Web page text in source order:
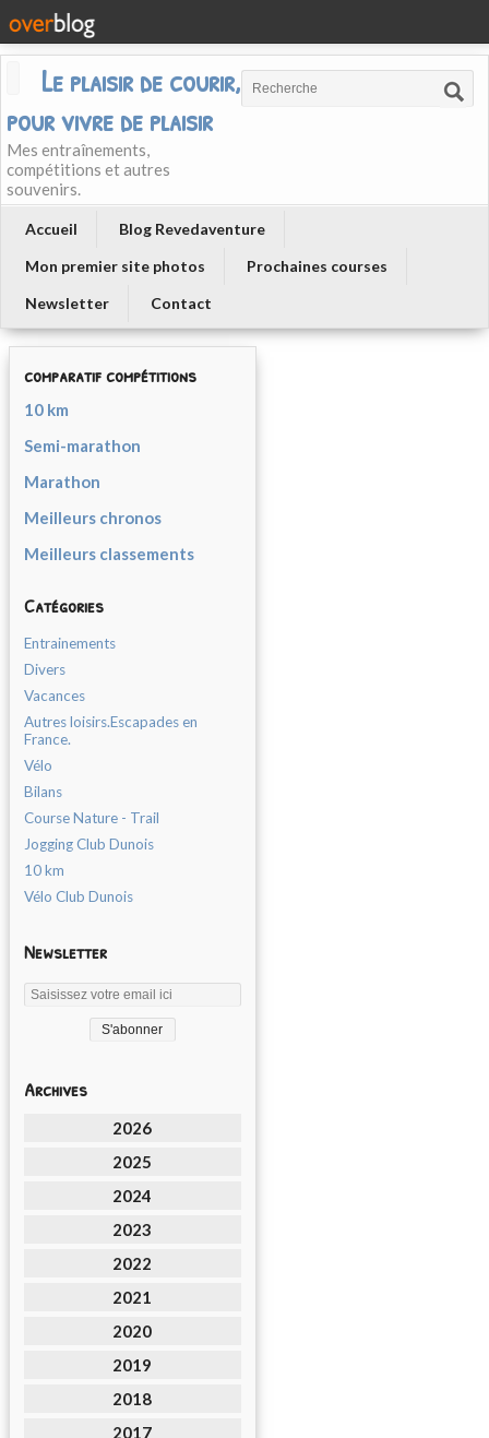
Le plaisir de courir, courir
pour vivre de plaisir
Mes entraînements,
compétitions et autres
souvenirs.
Accueil
Blog Revedaventure
Mon premier site photos
Prochaines courses
Newsletter
Contact
comparatif compétitions
10 km
Semi-marathon
Marathon
Meilleurs chronos
Meilleurs classements
Catégories
Entrainements
Divers
Vacances
Autres loisirs.Escapades en
France.
Vélo
Bilans
Course Nature - Trail
Jogging Club Dunois
10 km
Vélo Club Dunois
Newsletter
Archives
2026
2025
2024
2023
2022
2021
2020
2019
2018
2017